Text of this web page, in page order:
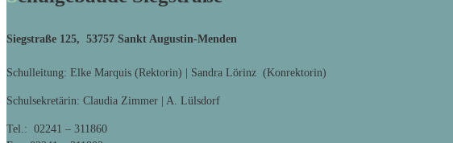
Siegstraße 125, 53757 Sankt Augustin-Menden
Schulleitung: Elke Marquis (Rektorin) | Sandra Lörinz (Konrektorin)
Schulsekretärin: Claudia Zimmer | A. Lülsdorf
Tel.: 02241 – 311860